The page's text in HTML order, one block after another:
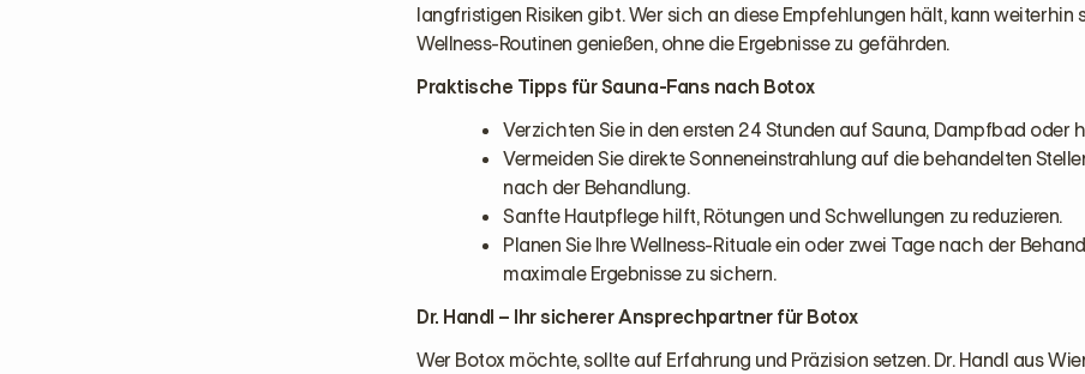
langfristigen Risiken gibt. Wer sich an diese Empfehlungen hält, kann weiterhin
Wellness-Routinen genießen, ohne die Ergebnisse zu gefährden.
Praktische Tipps für Sauna-Fans nach Botox
Verzichten Sie in den ersten 24 Stunden auf Sauna, Dampfbad oder
Vermeiden Sie direkte Sonneneinstrahlung auf die behandelten
nach der Behandlung.
Sanfte Hautpflege hilft, Rötungen und Schwellungen zu reduzieren.
Planen Sie Ihre Wellness-Rituale ein oder zwei Tage nach der
maximale Ergebnisse zu sichern.
Dr. Handl – Ihr sicherer Ansprechpartner für Botox
Wer Botox möchte, sollte auf Erfahrung und Präzision setzen. Dr. Handl aus